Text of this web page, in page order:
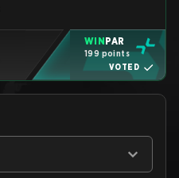
WINPAR
199 points
VOTED